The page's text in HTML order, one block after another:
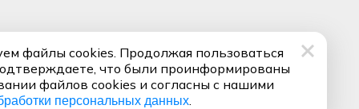
файлы cookies. Продолжая пользоваться
что были проинформированы
файлов cookies и согласны с нашими
персональных данных.